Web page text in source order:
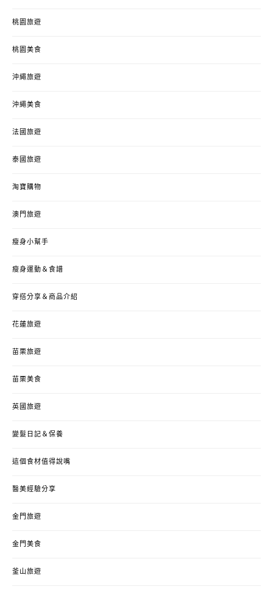
桃園旅遊
桃園美食
沖繩旅遊
沖繩美食
法國旅遊
泰國旅遊
淘寶購物
澳門旅遊
瘦身小幫手
瘦身運動＆食譜
穿搭分享＆商品介紹
花蓮旅遊
苗栗旅遊
苗栗美食
英國旅遊
變髮日記＆保養
這個食材值得說嘴
醫美經驗分享
金門旅遊
金門美食
釜山旅遊